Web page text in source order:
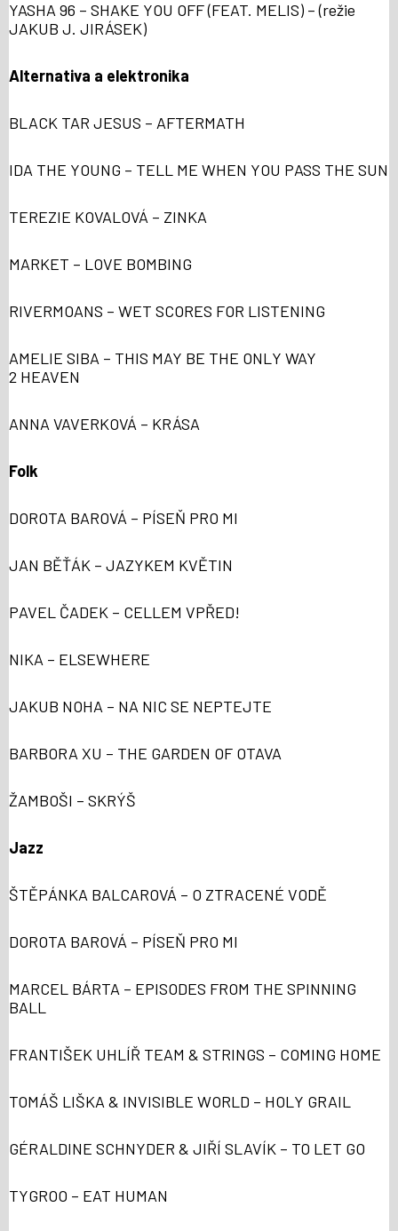
YASHA 96 – SHAKE YOU OFF (FEAT. MELIS) – (režie
JAKUB J. JIRÁSEK)
Alternativa a elektronika
BLACK TAR JESUS – AFTERMATH
IDA THE YOUNG – TELL ME WHEN YOU PASS THE SUN
TEREZIE KOVALOVÁ – ZINKA
MARKET – LOVE BOMBING
RIVERMOANS – WET SCORES FOR LISTENING
AMELIE SIBA – THIS MAY BE THE ONLY WAY
2 HEAVEN
ANNA VAVERKOVÁ – KRÁSA
Folk
DOROTA BAROVÁ – PÍSEŇ PRO MI
JAN BĚŤÁK – JAZYKEM KVĚTIN
PAVEL ČADEK – CELLEM VPŘED!
NIKA – ELSEWHERE
JAKUB NOHA – NA NIC SE NEPTEJTE
BARBORA XU – THE GARDEN OF OTAVA
ŽAMBOŠI – SKRÝŠ
Jazz
ŠTĚPÁNKA BALCAROVÁ – O ZTRACENÉ VODĚ
DOROTA BAROVÁ – PÍSEŇ PRO MI
MARCEL BÁRTA – EPISODES FROM THE SPINNING
BALL
FRANTIŠEK UHLÍŘ TEAM & STRINGS – COMING HOME
TOMÁŠ LIŠKA & INVISIBLE WORLD – HOLY GRAIL
GÉRALDINE SCHNYDER & JIŘÍ SLAVÍK – TO LET GO
TYGROO – EAT HUMAN